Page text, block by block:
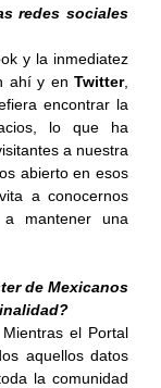
redes sociales
y la inmediatez
ahí y en Twitter,
encontrar la
lo que ha
a nuestra
abierto en esos
a conocernos
mantener una
de Mexicanos
el Portal
aquellos datos
la comunidad